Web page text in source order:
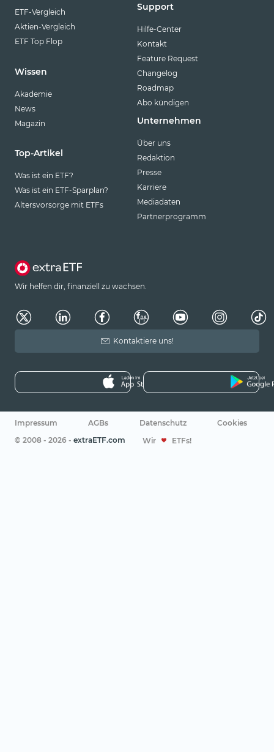
ETF-Vergleich
Aktien-Vergleich
ETF Top Flop
Wissen
Akademie
News
Magazin
Top-Artikel
Was ist ein ETF?
Was ist ein ETF-Sparplan?
Altersvorsorge mit ETFs
Support
Hilfe-Center
Kontakt
Feature Request
Changelog
Roadmap
Abo kündigen
Unternehmen
Über uns
Redaktion
Presse
Karriere
Mediadaten
Partnerprogramm
Wir helfen dir, finanziell zu wachsen.
Kontaktiere uns!
Impressum AGBs Datenschutz
Cookies
© 2008 - 2026 - extraETF.com Wir ETFs!